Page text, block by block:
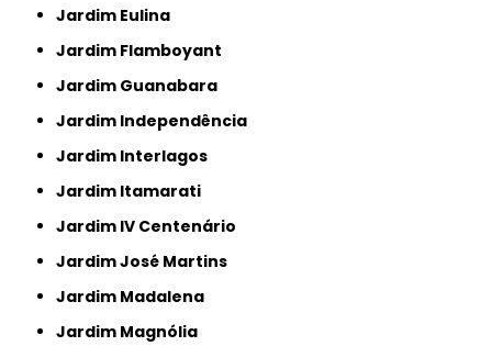
Jardim Eulina
Jardim Flamboyant
Jardim Guanabara
Jardim Independência
Jardim Interlagos
Jardim Itamarati
Jardim IV Centenário
Jardim José Martins
Jardim Madalena
Jardim Magnólia